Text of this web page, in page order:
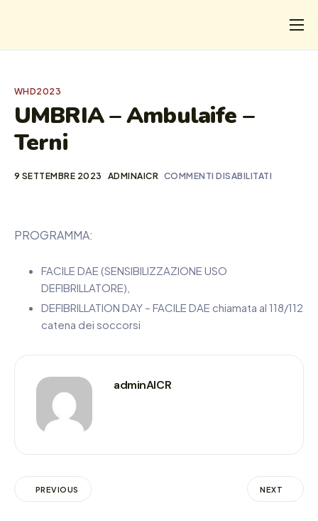
CHI
I SALVATI
FORMAZIONE
WHD2023
UMBRIA – Ambulaife –
Terni
9 SETTEMBRE 2023 ADMINAICR COMMENTI DISABILITATI
PROGRAMMA:
FACILE DAE (SENSIBILIZZAZIONE USO
DEFIBRILLATORE),
DEFIBRILLATION DAY – FACILE DAE chiamata al 118/112
catena dei soccorsi
adminAICR
PREVIOUS NEXT